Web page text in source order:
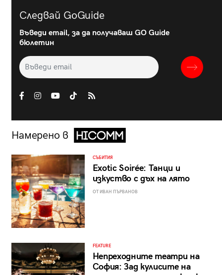
Следвай GoGuide
Въведи email, за да получаваш GO Guide
бюлетин
Намерено в
СЪБИТИЯ
Exotic Soirée: Танци и
изкуство с дъх на лято
ОТ ИВАН ПЪРВАНОВ
FEATURE
Непреходните театри на
София: Зад кулисите на